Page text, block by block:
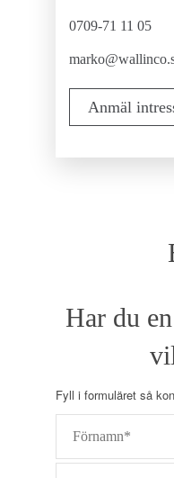
0709-71 11 05
Anmäl
Har du
Fyll i formuläret så